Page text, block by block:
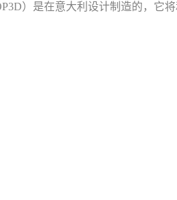
）是在意大利设计制造的，它